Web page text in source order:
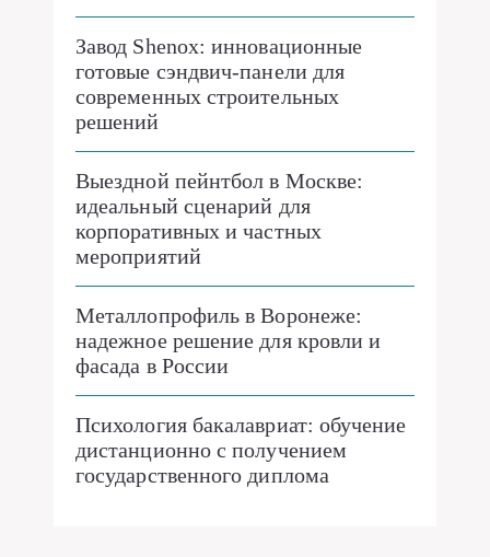
Завод Shenox: инновационные
готовые сэндвич-панели для
современных строительных
решений
Выездной пейнтбол в Москве:
идеальный сценарий для
корпоративных и частных
мероприятий
Металлопрофиль в Воронеже:
надежное решение для кровли и
фасада в России
Психология бакалавриат: обучение
дистанционно с получением
государственного диплома